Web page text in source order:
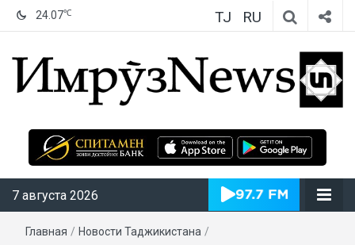
24.07℃ TJ RU
ИмрӯзNews
7 августа 2026
Главная / Новости Таджикистана /